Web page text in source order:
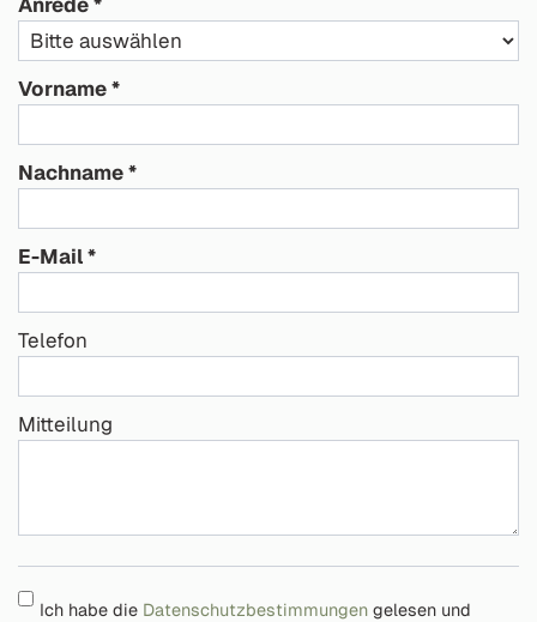
Anrede
Vorname
Nachname
E-Mail
Telefon
Mitteilung
Ich habe die Datenschutzbestimmungen gelesen und